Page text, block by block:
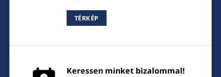
TÉRKÉP
Keressen minket bizalommal!